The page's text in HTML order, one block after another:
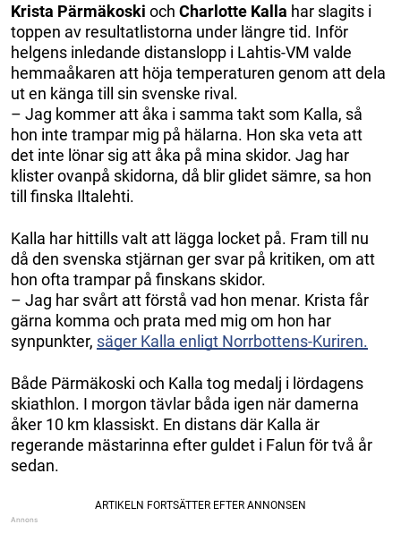
Krista Pärmäkoski och Charlotte Kalla har slagits i
toppen av resultatlistorna under längre tid. Inför
helgens inledande distanslopp i Lahtis-VM valde
hemmaåkaren att höja temperaturen genom att dela
ut en känga till sin svenske rival.
– Jag kommer att åka i samma takt som Kalla, så
hon inte trampar mig på hälarna. Hon ska veta att
det inte lönar sig att åka på mina skidor. Jag har
klister ovanpå skidorna, då blir glidet sämre, sa hon
till finska Iltalehti.
Kalla har hittills valt att lägga locket på. Fram till nu
då den svenska stjärnan ger svar på kritiken, om att
hon ofta trampar på finskans skidor.
– Jag har svårt att förstå vad hon menar. Krista får
gärna komma och prata med mig om hon har
synpunkter, säger Kalla enligt Norrbottens-Kuriren.
Både Pärmäkoski och Kalla tog medalj i lördagens
skiathlon. I morgon tävlar båda igen när damerna
åker 10 km klassiskt. En distans där Kalla är
regerande mästarinna efter guldet i Falun för två år
sedan.